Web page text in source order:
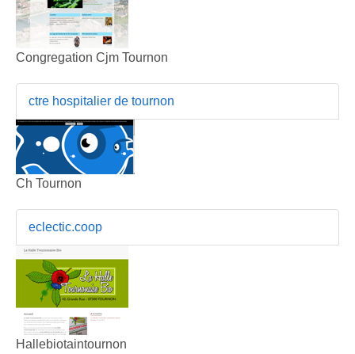
Congregation Cjm Tournon
ctre hospitalier de tournon
Ch Tournon
eclectic.coop
Hallebiotaintournon